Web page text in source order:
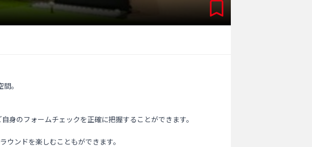
。
身のフォームチェックを正確に把握することができます。
ンドを楽しむこともができます。